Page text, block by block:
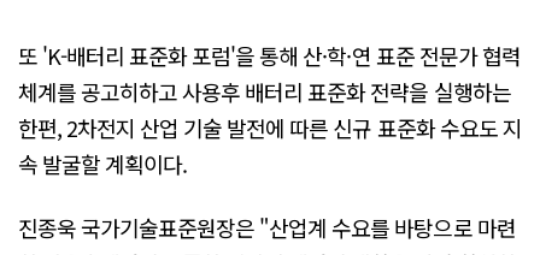
또 'K-배터리 표준화 포럼'을 통해 산·학·연 표준 전문가 협력
체계를 공고히하고 사용후 배터리 표준화 전략을 실행하는
한편, 2차전지 산업 기술 발전에 따른 신규 표준화 수요도 지
속 발굴할 계획이다.
진종욱 국가기술표준원장은 "산업계 수요를 바탕으로 마련